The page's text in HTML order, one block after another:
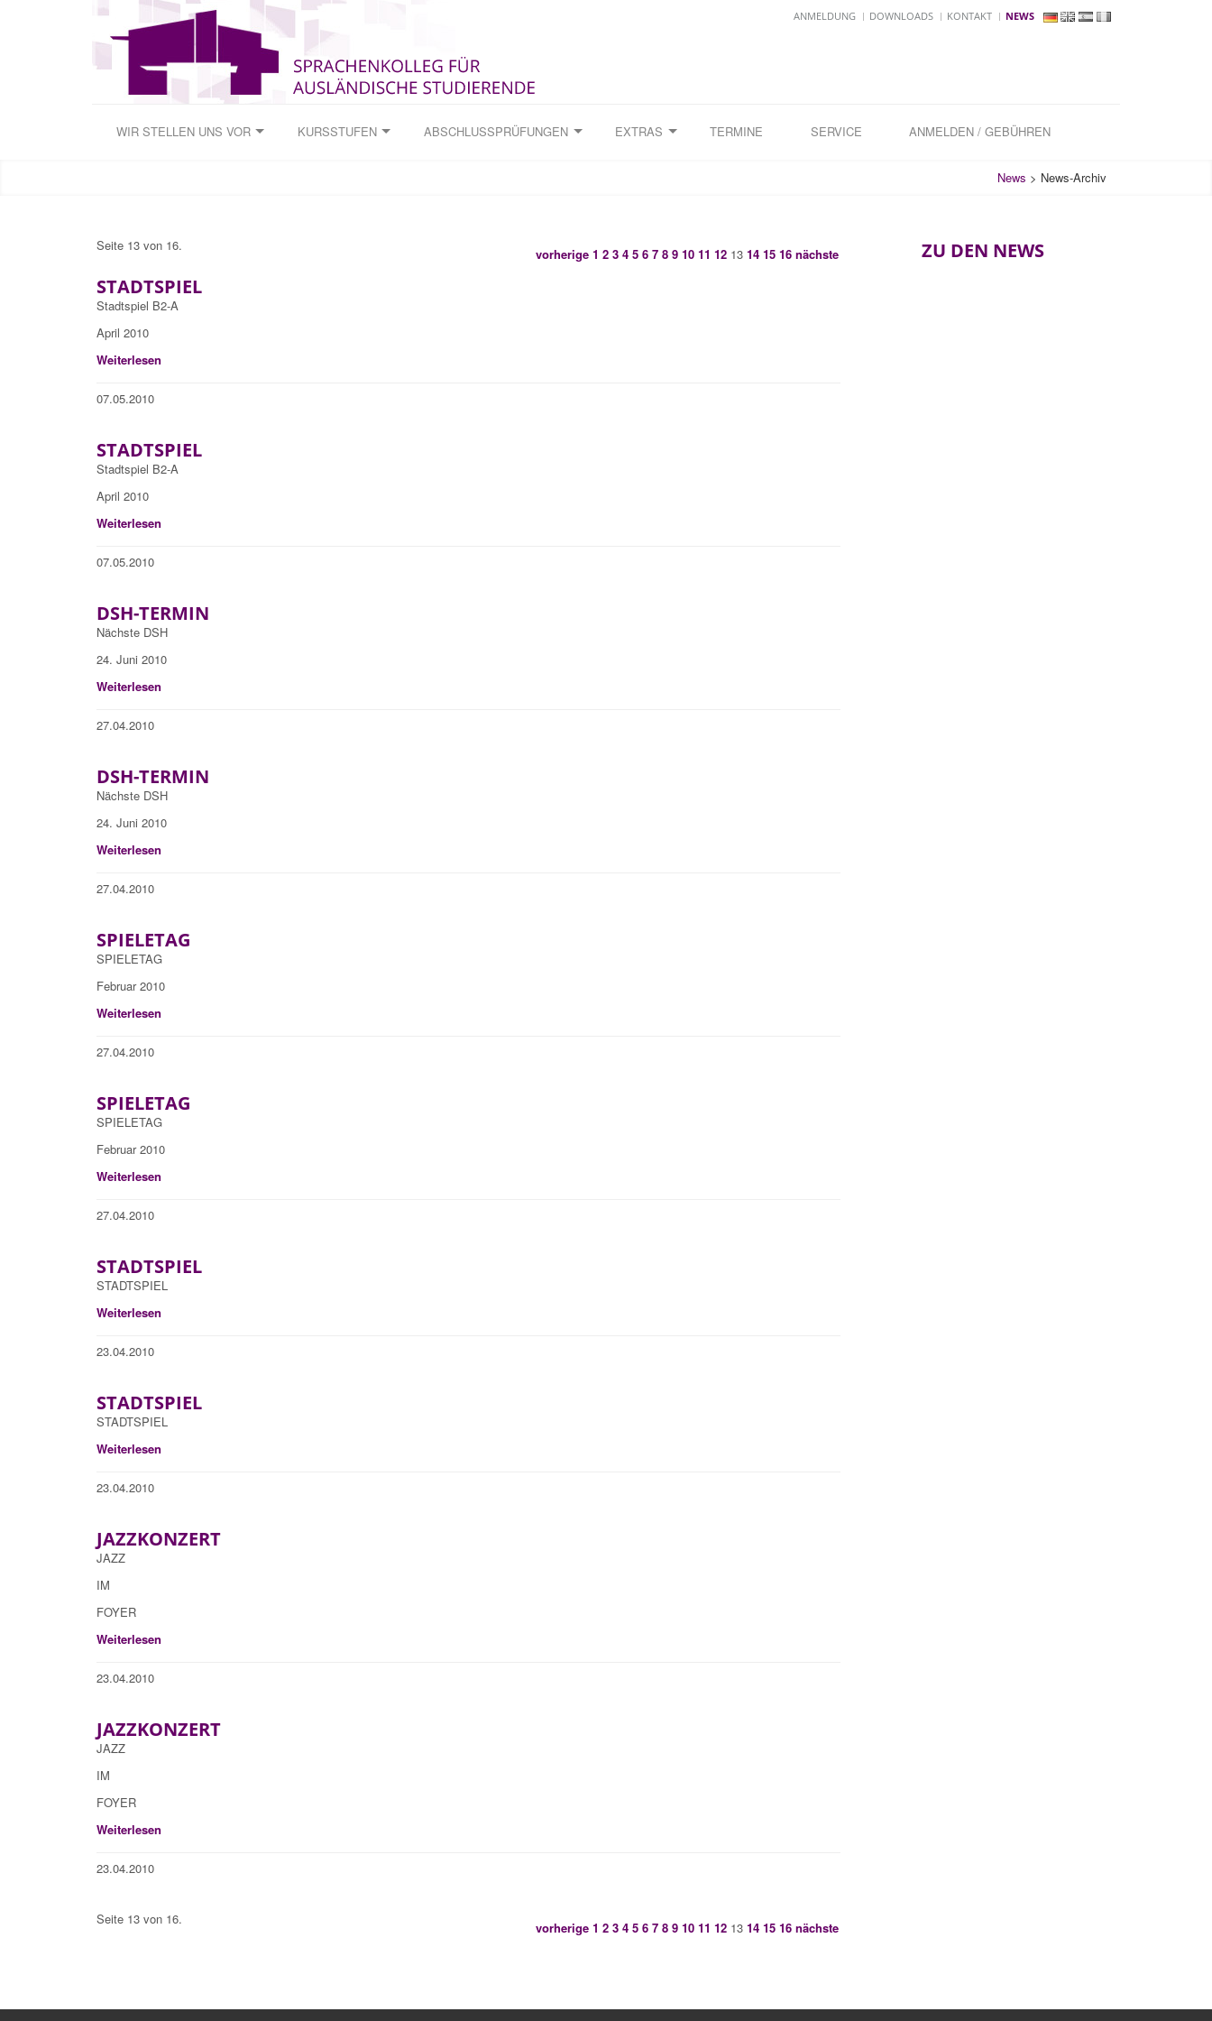
ANMELDUNG DOWNLOADS KONTAKT NEWS
WIR STELLEN UNS VOR KURSSTUFEN ABSCHLUSSPRÜFUNGEN EXTRAS TERMINE SERVICE ANMELDEN / GEBÜHREN
News > News-Archiv
Seite 13 von 16.
vorherige 1 2 3 4 5 6 7 8 9 10 11 12 13 14 15 16 nächste
STADTSPIEL
Stadtspiel B2-A
April 2010
Weiterlesen
07.05.2010
STADTSPIEL
Stadtspiel B2-A
April 2010
Weiterlesen
07.05.2010
DSH-TERMIN
Nächste DSH
24. Juni 2010
Weiterlesen
27.04.2010
DSH-TERMIN
Nächste DSH
24. Juni 2010
Weiterlesen
27.04.2010
SPIELETAG
SPIELETAG
Februar 2010
Weiterlesen
27.04.2010
SPIELETAG
SPIELETAG
Februar 2010
Weiterlesen
27.04.2010
STADTSPIEL
STADTSPIEL
Weiterlesen
23.04.2010
STADTSPIEL
STADTSPIEL
Weiterlesen
23.04.2010
JAZZKONZERT
JAZZ
IM
FOYER
Weiterlesen
23.04.2010
JAZZKONZERT
JAZZ
IM
FOYER
Weiterlesen
23.04.2010
Seite 13 von 16.
vorherige 1 2 3 4 5 6 7 8 9 10 11 12 13 14 15 16 nächste
ZU DEN NEWS